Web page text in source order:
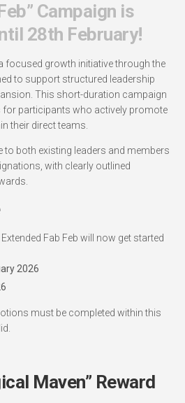
Campaign is
28th February!
focused growth initiative through the
to support structured leadership
This short-duration campaign
for participants who actively promote
their direct teams.
to both existing leaders and members
with clearly outlined
Fab Feb will now get started
2026
must be completed within this
Maven” Reward